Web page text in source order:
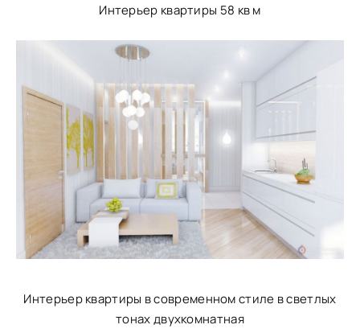
Интерьер квартиры 58 кв м
Интерьер квартиры в современном стиле в светлых
тонах двухкомнатная